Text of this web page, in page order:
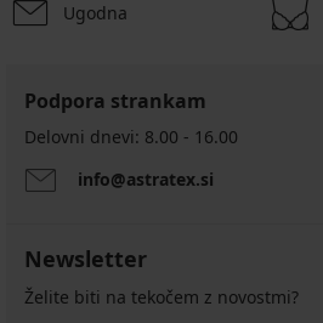
Ugodna
Podpora strankam
Delovni dnevi: 8.00 - 16.00
info@astratex.si
Newsletter
Želite biti na tekočem z novostmi?